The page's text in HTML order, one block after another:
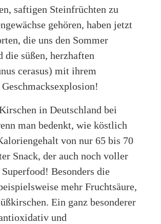
saftigen Steinfrüchten zu
gehören, haben jetzt
die uns den Sommer
die süßen, herzhaften
cerasus) mit ihrem
in Deutschland bei
man bedenkt, wie köstlich
von nur 65 bis 70
Snack, der auch noch voller
Besonders die
mehr Fruchtsäure,
Ein ganz besonderer
und